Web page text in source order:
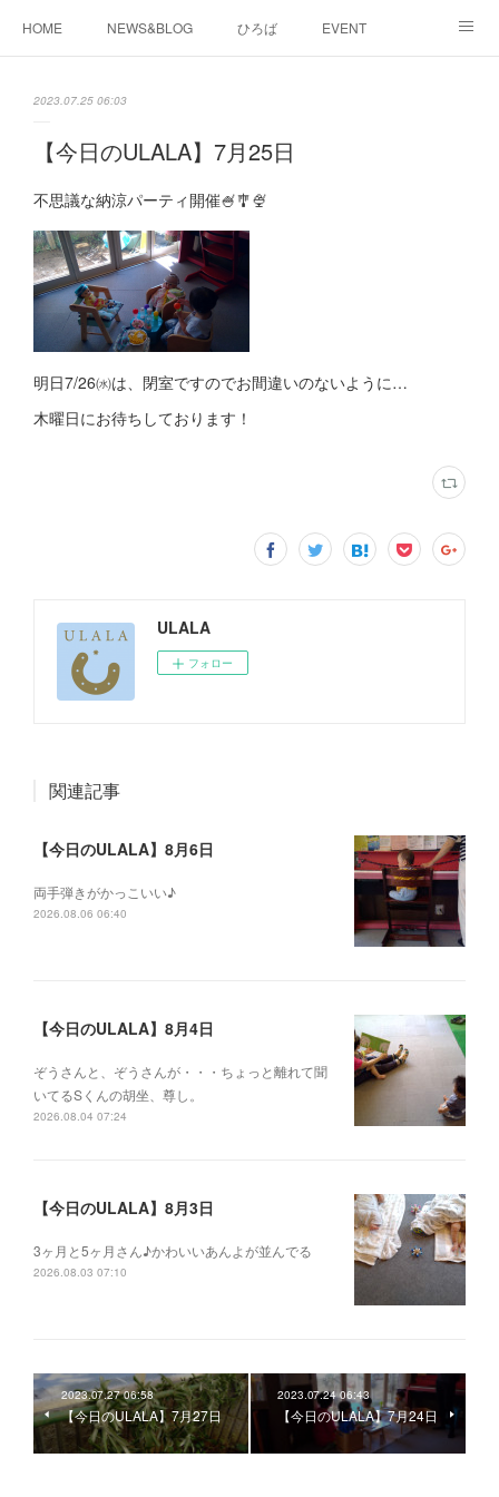
HOME NEWS&BLOG ひろば EVENT
2023.07.25 06:03
【今日のULALA】7月25日
不思議な納涼パーティ開催🍧🎐🍨
明日7/26㈬は、閉室ですのでお間違いのないように…
木曜日にお待ちしております！
ULALA
フォロー
関連記事
【今日のULALA】8月6日
両手弾きがかっこいい♪
2026.08.06 06:40
【今日のULALA】8月4日
ぞうさんと、ぞうさんが・・・ちょっと離れて聞
いてるSくんの胡坐、尊し。
2026.08.04 07:24
【今日のULALA】8月3日
3ヶ月と5ヶ月さん♪かわいいあんよが並んでる
2026.08.03 07:10
2023.07.27 06:58
【今日のULALA】7月27日
2023.07.24 06:43
【今日のULALA】7月24日